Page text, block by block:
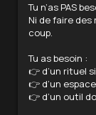
Tu n’as PAS
Ni de faire des
coup.
Tu as besoin :
👉 d’un rituel
👉 d’un
👉 d’un outil